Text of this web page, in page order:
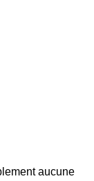
aucune